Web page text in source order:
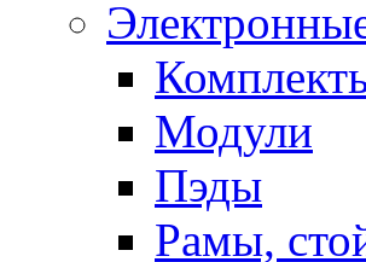
Модули
Пэды
Рамы,